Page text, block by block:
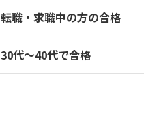
転職・求職中の方の合格
30代～40代で合格